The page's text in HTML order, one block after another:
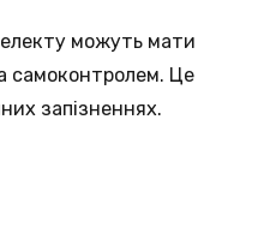
можуть мати
самоконтролем. Це
запізненнях.